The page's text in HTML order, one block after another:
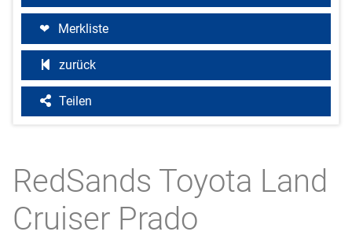
Merkliste
zurück
Teilen
RedSands Toyota Land
Cruiser Prado